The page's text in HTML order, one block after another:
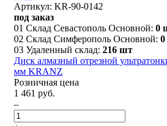
Артикул: KR-90-0142
под заказ
01 Склад Севастополь Основной: 0
02 Склад Симферополь Основной:
03 Удаленный склад: 216 шт
Диск алмазный отрезной
мм KRANZ
Розничная цена
1 461 руб.
–